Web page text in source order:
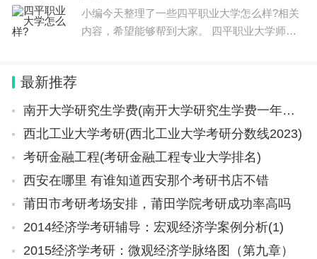
司“三投联动”（即投资+投行+投研）进入收获期，大
普微、联讯仪器等项目上市带来大额浮盈。同时公司
业务市占率大幅提升。交投活跃下，预计公司经纪业
务及利息收入同比大幅增长。2026年上半年双创IPO
显著回暖，再叠加国泰海通合并后投行实力强化，2
026年上半年IPO发行数量和规模分别排名行业第一
和第三。此外，公司参与了超聚变、蓝箭航天等项
目，预计未来科创投资能持续贡献业绩。
总分180分。 普通类（
小编今天整理了一些四平职业大学怎么样?相关
内容，希望能够帮到大家。 四平职业大学师哥
最新推荐
南开大学研究生学费(南开大学研究生学费一年多少钱)
西北工业大学考研(西北工业大学考研分数线2023)
考研金融工程(考研金融工程专业大学排名)
西安在哪里 有谁知道西安那个考研书店不错
莆田市考研考场安排，莆田学院考研成功率高吗
2014经济学考研辅导：宏观经济学案例分析(1)
2015经济学考研：微观经济学脉络图（第九章）